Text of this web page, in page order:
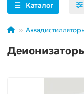
Каталог